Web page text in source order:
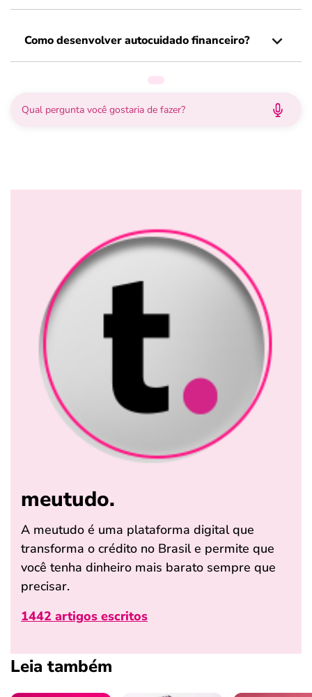
Como desenvolver autocuidado financeiro?
meutudo.
A meutudo é uma plataforma digital que
transforma o crédito no Brasil e permite que
você tenha dinheiro mais barato sempre que
precisar.
1442 artigos escritos
Leia também